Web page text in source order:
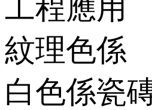
工程應用
紋理色係
白色係瓷